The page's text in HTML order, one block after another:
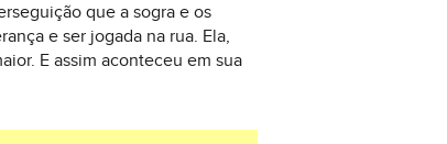
que a sogra e os
e ser jogada na rua. Ela,
E assim aconteceu em sua